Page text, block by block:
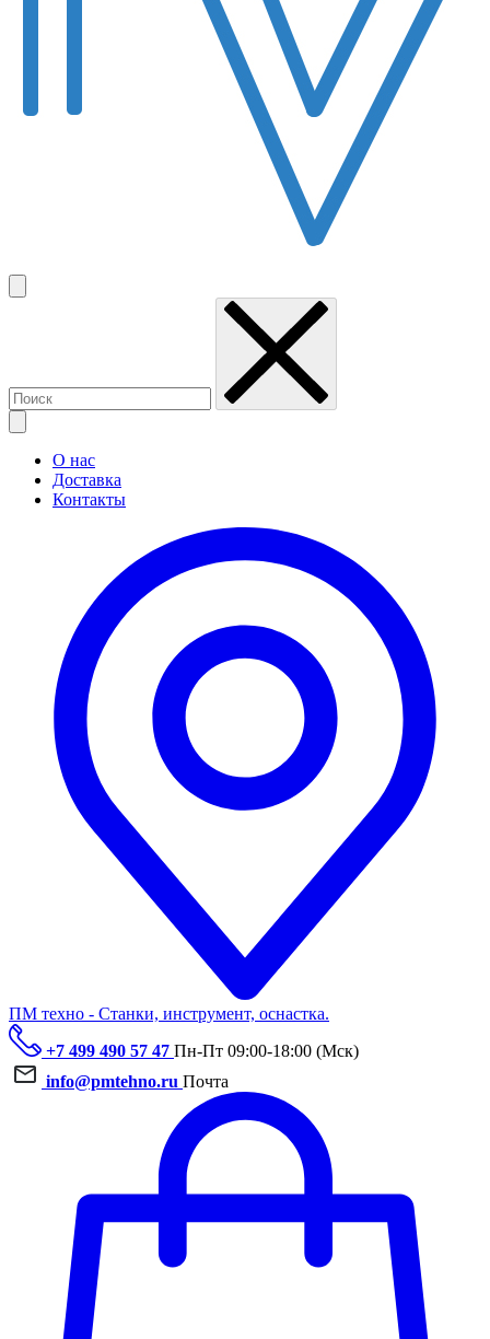
О нас
Доставка
Контакты
ПМ техно - Станки, инструмент, оснастка.
+7 499 490 57 47 Пн-Пт 09:00-18:00 (Мск)
info@pmtehno.ru Почта